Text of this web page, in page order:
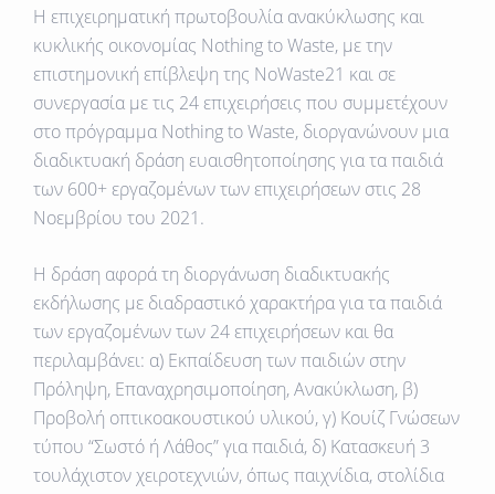
Η επιχειρηματική πρωτοβουλία ανακύκλωσης και
κυκλικής οικονομίας NothingtoWaste, με την
επιστημονική επίβλεψη της NoWaste21 και σε
συνεργασία με τις 24 επιχειρήσεις που συμμετέχουν
στο πρόγραμμα NothingtoWaste, διοργανώνουν μια
διαδικτυακή δράση ευαισθητοποίησης για τα παιδιά
των 600+ εργαζομένων των επιχειρήσεων στις 28
Νοεμβρίου του 2021.
Η δράση αφορά τη διοργάνωση διαδικτυακής
εκδήλωσης με διαδραστικό χαρακτήρα για τα παιδιά
των εργαζομένων των 24 επιχειρήσεων και θα
περιλαμβάνει: α) Εκπαίδευση των παιδιών στην
Πρόληψη, Επαναχρησιμοποίηση, Ανακύκλωση, β)
Προβολή οπτικοακουστικού υλικού, γ) Κουίζ Γνώσεων
τύπου “Σωστό ή Λάθος” για παιδιά, δ) Κατασκευή 3
τουλάχιστον χειροτεχνιών, όπως παιχνίδια, στολίδια